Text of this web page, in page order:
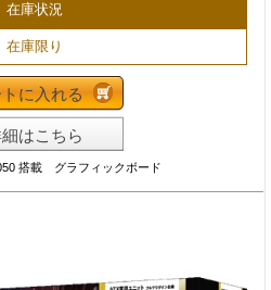
在庫状況
在庫限り
に入れる
はこちら
搭載 グラフィックボード